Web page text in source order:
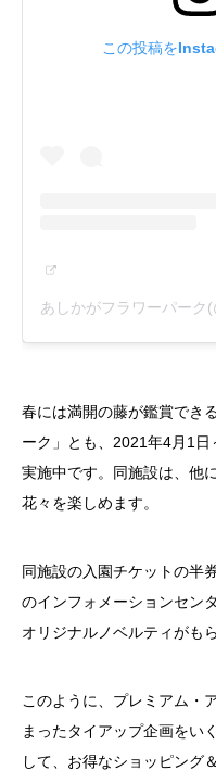
この投稿を
春には満開の藤が鑑賞でき
ーク」とも、2021年4月1
実施中です。同施設は、他
花々を楽しめます。
同施設の入園チケットの半
のインフォメーションセン
オリジナルノベルティがも
このように、プレミアム・
まったタイアップ企画をい
して、お得なショッピング